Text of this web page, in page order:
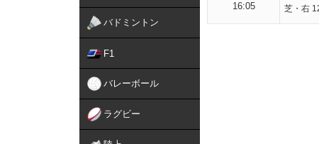
バドミントン
F1
バレーボール
ラグビー
16:05
芝・右